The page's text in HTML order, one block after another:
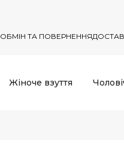
ОБМІН ТА ПОВЕРНЕННЯ
Жіноче взуття